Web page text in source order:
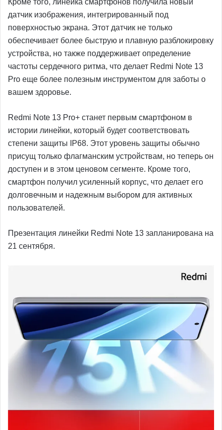
датчик изображения, интегрированный под
поверхностью экрана. Этот датчик не только
обеспечивает более быструю и плавную разблокировку
устройства, но также поддерживает определение
частоты сердечного ритма, что делает Redmi Note 13
Pro еще более полезным инструментом для заботы о
вашем здоровье.
Redmi Note 13 Pro+ станет первым смартфоном в
истории линейки, который будет соответствовать
степени защиты IP68. Этот уровень защиты обычно
присущ только флагманским устройствам, но теперь он
доступен и в этом ценовом сегменте. Кроме того,
смартфон получил усиленный корпус, что делает его
долговечным и надежным выбором для активных
пользователей.
Презентация линейки Redmi Note 13 запланирована на
21 сентября.